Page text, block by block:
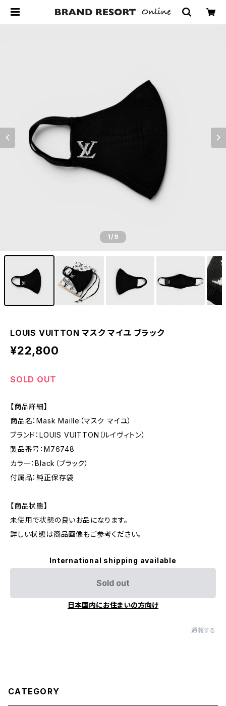
1/9
LOUIS VUITTON マスク マイユ ブラック
¥22,800
SOLD OUT
【商品詳細】
商品名：Mask Maille（マスク マイユ）
ブランド：LOUIS VUITTON（ルイヴィトン）
製品番号：M76748
カラー：Black（ブラック）
付属品：純正保存袋
【商品状態】
未使用で状態の良いお品になります。
詳しい状態は商品画像もご参考ください。
International shipping available
Sold out
日本国内にお住まいの方向け
通報する
CATEGORY